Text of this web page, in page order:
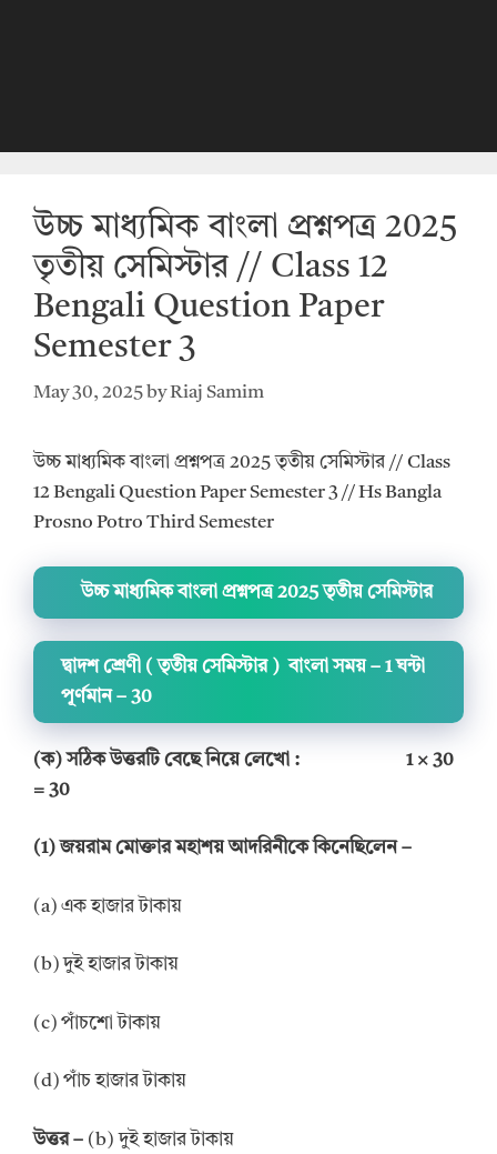
উচ্চ মাধ্যমিক বাংলা প্রশ্নপত্র 2025
তৃতীয় সেমিস্টার // Class 12
Bengali Question Paper
Semester 3
May 30, 2025 byRiaj Samim
উচ্চ মাধ্যমিক বাংলা প্রশ্নপত্র 2025 তৃতীয় সেমিস্টার // Class
12 Bengali Question Paper Semester 3 // Hs Bangla
Prosno Potro Third Semester
উচ্চ মাধ্যমিক বাংলা প্রশ্নপত্র 2025 তৃতীয় সেমিস্টার
দ্বাদশ শ্রেণী ( তৃতীয় সেমিস্টার ) বাংলা সময় – 1 ঘন্টা
পূর্ণমান – 30
(ক) সঠিক উত্তরটি বেছে নিয়ে লেখো : 1 × 30
= 30
(1) জয়রাম মোক্তার মহাশয় আদরিনীকে কিনেছিলেন –
(a) এক হাজার টাকায়
(b) দুই হাজার টাকায়
(c) পাঁচশো টাকায়
(d) পাঁচ হাজার টাকায়
উত্তর – (b) দুই হাজার টাকায়